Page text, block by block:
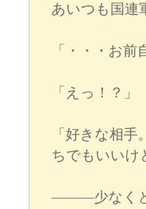
あいつも国連
「・・・お
「えっ！？」
「好きな相
ちでもいいけ
―――少なくと